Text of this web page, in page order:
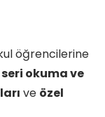
öğrencilerine
okuma ve
ve özel